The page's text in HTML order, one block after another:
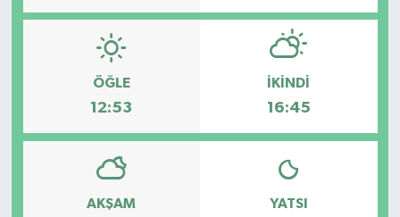
ÖĞLE
12:53
İKINDI
16:45
AKŞAM YATSI